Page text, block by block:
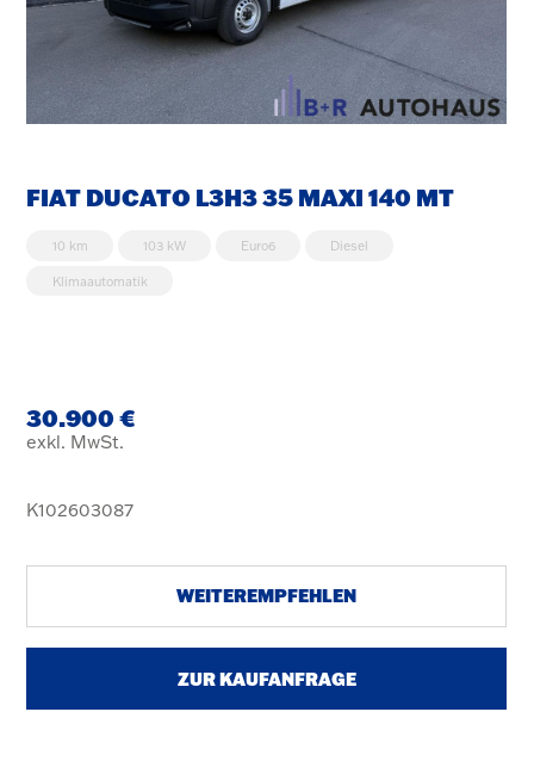
FIAT DUCATO L3H3 35 MAXI 140 MT
10 km 103 kW Euro6 Diesel
Klimaautomatik
30.900 €
exkl. MwSt.
K102603087
WEITEREMPFEHLEN
ZUR KAUFANFRAGE